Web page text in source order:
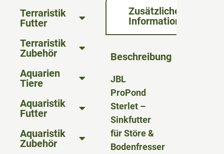
Terraristik
Futter
Terraristik
Zubehör
Aquarien
Tiere
Aquaristik
Futter
Aquaristik
Zubehör
Zusätzliche
Informationen
Beschreibung
JBL
ProPond
Sterlet –
Sinkfutter
für Störe &
Bodenfresser